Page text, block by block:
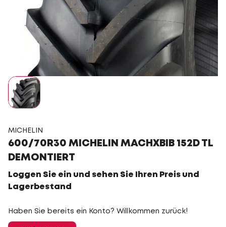
MICHELIN
600/70R30 MICHELIN MACHXBIB 152D TL
DEMONTIERT
Loggen Sie ein und sehen Sie Ihren Preis und
Lagerbestand
Haben Sie bereits ein Konto? Willkommen zurück!